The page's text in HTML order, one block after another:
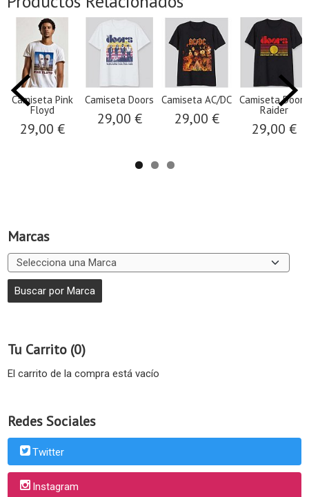
Marcas
Tu Carrito (0)
El carrito de la compra está vacío
Redes Sociales
Twitter
Instagram
Camiseta Pink
Floyd
29,00 €
Camiseta Doors
29,00 €
Camiseta AC/DC
29,00 €
Camiseta Doors
Raider
29,00 €